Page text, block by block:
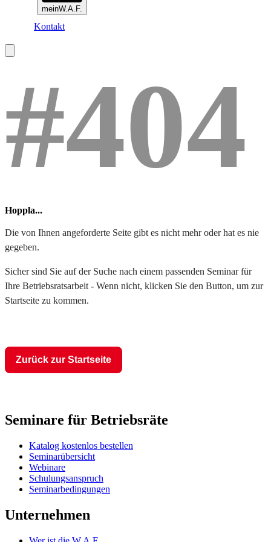
meinW.A.F.
Kontakt
#404
Hoppla...
Die von Ihnen angeforderte Seite gibt es nicht mehr oder hat es nie
gegeben.
Sicher sind Sie auf der Suche nach einem passenden Seminar für
Ihre Betriebsratsarbeit - Wenn nicht, klicken Sie den Button, um zur
Startseite zu kommen.
Zurück zur Startseite
Seminare für Betriebsräte
Katalog kostenlos bestellen
Seminarübersicht
Webinare
Schulungsanspruch
Seminarbedingungen
Unternehmen